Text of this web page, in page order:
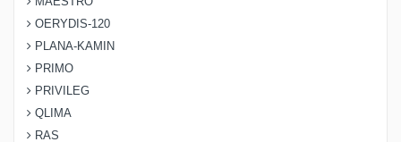
OERYDIS-120
PLANA-KAMIN
PRIMO
PRIVILEG
QLIMA
RAS